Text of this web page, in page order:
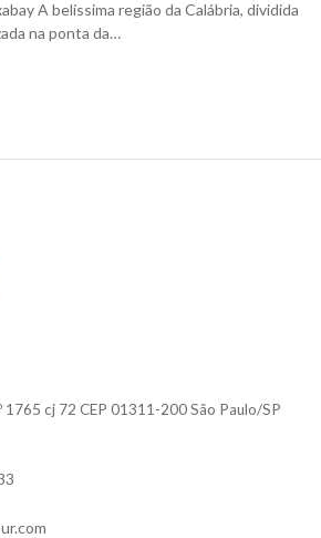
A belíssima região da Calábria, dividida
na ponta da…
1765 cj 72 CEP 01311-200 São Paulo/SP